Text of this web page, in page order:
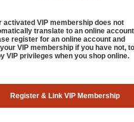
KUMA PETTO
KUMA
SKU :
activated VIP membership does not
translate to an online
register for an online account and
VIP membership if you have not, to
VIP privileges when you shop online.
Register & Link VIP Membership